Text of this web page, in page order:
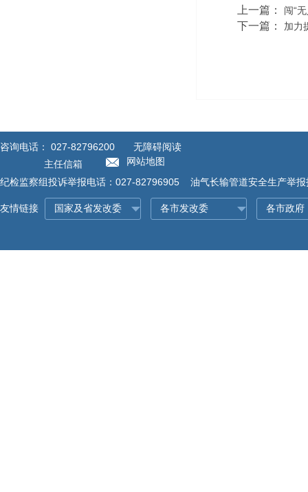
上一篇： 闯“
下一篇： 加力
咨询电话： 027-82796200
无障碍阅读
主任信箱
网站地图
纪检监察组投诉举报电话：027-82796905 油气长输管道安全生产举
友情链接